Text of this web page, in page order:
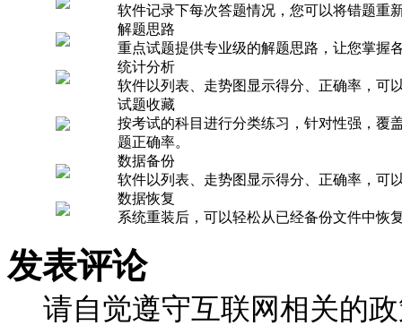
软件记录下每次答题情况，您可以将错题重
解题思路
重点试题提供专业级的解题思路，让您掌握
统计分析
软件以列表、走势图显示得分、正确率，可
试题收藏
按考试的科目进行分类练习，针对性强，覆
题正确率。
数据备份
软件以列表、走势图显示得分、正确率，可
数据恢复
系统重装后，可以轻松从已经备份文件中恢
发表评论
请自觉遵守互联网相关的